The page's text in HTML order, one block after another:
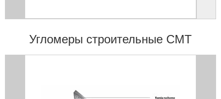
Угломеры строительные CMT